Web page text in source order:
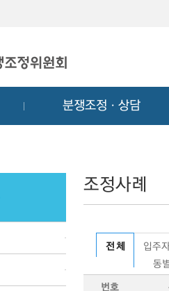
분쟁조정ㆍ상담
조정사례
전 체
입주
동
번호